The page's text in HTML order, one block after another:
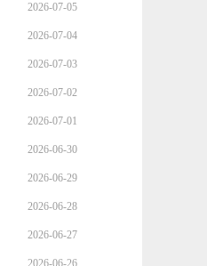
2026-07-05
2026-07-04
2026-07-03
2026-07-02
2026-07-01
2026-06-30
2026-06-29
2026-06-28
2026-06-27
2026-06-26